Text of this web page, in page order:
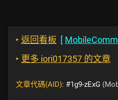
‣ 返回看板 [ MobileComm
‣ 更多 iori017357 的文章
文章代碼(AID): #1g9-zExG